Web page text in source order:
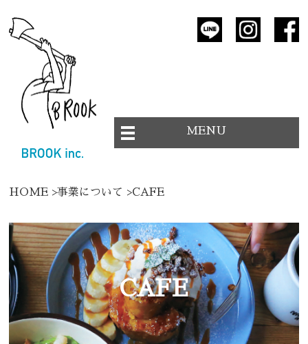
MENU
HOME >事業について >CAFE
CAFE